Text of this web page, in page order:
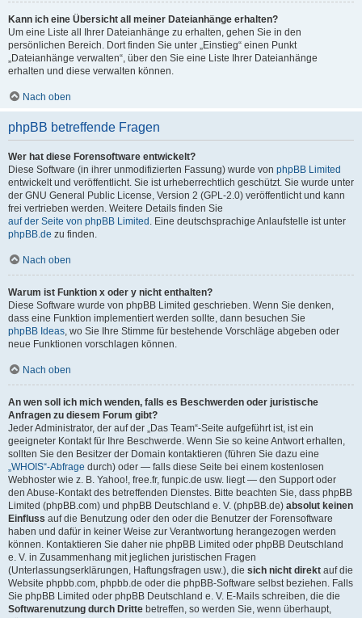
Kann ich eine Übersicht all meiner Dateianhänge erhalten?
Um eine Liste all Ihrer Dateianhänge zu erhalten, gehen Sie in den
persönlichen Bereich. Dort finden Sie unter „Einstieg“ einen Punkt
„Dateianhänge verwalten“, über den Sie eine Liste Ihrer Dateianhänge
erhalten und diese verwalten können.
Nach oben
phpBB betreffende Fragen
Wer hat diese Forensoftware entwickelt?
Diese Software (in ihrer unmodifizierten Fassung) wurde von phpBB Limited
entwickelt und veröffentlicht. Sie ist urheberrechtlich geschützt. Sie wurde unter
der GNU General Public License, Version 2 (GPL-2.0) veröffentlicht und kann
frei vertrieben werden. Weitere Details finden Sie
auf der Seite von phpBB Limited . Eine deutschsprachige Anlaufstelle ist unter
phpBB.de zu finden.
Nach oben
Warum ist Funktion x oder y nicht enthalten?
Diese Software wurde von phpBB Limited geschrieben. Wenn Sie denken,
dass eine Funktion implementiert werden sollte, dann besuchen Sie
phpBB Ideas, wo Sie Ihre Stimme für bestehende Vorschläge abgeben oder
neue Funktionen vorschlagen können.
Nach oben
An wen soll ich mich wenden, falls es Beschwerden oder juristische
Anfragen zu diesem Forum gibt?
Jeder Administrator, der auf der „Das Team“-Seite aufgeführt ist, ist ein
geeigneter Kontakt für Ihre Beschwerde. Wenn Sie so keine Antwort erhalten,
sollten Sie den Besitzer der Domain kontaktieren (führen Sie dazu eine
„WHOIS“-Abfrage durch) oder — falls diese Seite bei einem kostenlosen
Webhoster wie z. B. Yahoo!, free.fr, funpic.de usw. liegt — den Support oder
den Abuse-Kontakt des betreffenden Dienstes. Bitte beachten Sie, dass phpBB
Limited (phpBB.com) und phpBB Deutschland e. V. (phpBB.de) absolut keinen
Einfluss auf die Benutzung oder den oder die Benutzer der Forensoftware
haben und dafür in keiner Weise zur Verantwortung herangezogen werden
können. Kontaktieren Sie daher nie phpBB Limited oder phpBB Deutschland
e. V. in Zusammenhang mit jeglichen juristischen Fragen
(Unterlassungserklärungen, Haftungsfragen usw.), die sich nicht direkt auf die
Website phpbb.com, phpbb.de oder die phpBB-Software selbst beziehen. Falls
Sie phpBB Limited oder phpBB Deutschland e. V. E-Mails schreiben, die die
Softwarenutzung durch Dritte betreffen, so werden Sie, wenn überhaupt,